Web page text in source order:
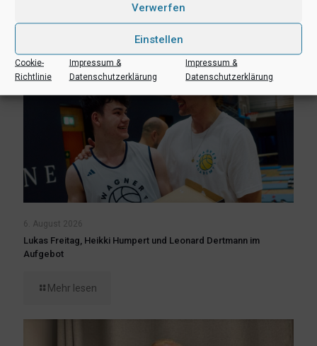
Verwerfen
Einstellen
Cookie-
Richtlinie
Impressum &
Datenschutzerklärung
Impressum &
Datenschutzerklärung
6. August 2026
Lukas Freitag, Heikki Humpert und Leonard Dertmann im
Aufgebot
Mehr lesen